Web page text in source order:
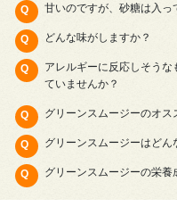
甘いのですが、砂糖は入っ
どんな味がしますか？
アレルギーに反応しそう
ていませんか？
グリーンスムージーのオス
グリーンスムージーはどん
グリーンスムージーの栄養